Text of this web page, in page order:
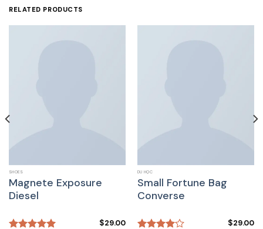
RELATED PRODUCTS
SHOES
Magnete Exposure
Diesel
$29.00
DU HỌC
Small Fortune Bag
Converse
$29.00